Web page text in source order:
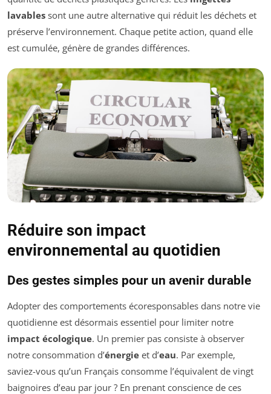
lavables sont une autre alternative qui réduit les déchets et
préserve l’environnement. Chaque petite action, quand elle
est cumulée, génère de grandes différences.
Réduire son impact
environnemental au quotidien
Des gestes simples pour un avenir durable
Adopter des comportements écoresponsables dans notre vie
quotidienne est désormais essentiel pour limiter notre
impact écologique. Un premier pas consiste à observer
notre consommation d’énergie et d’eau. Par exemple,
saviez-vous qu’un Français consomme l’équivalent de vingt
baignoires d’eau par jour ? En prenant conscience de ces